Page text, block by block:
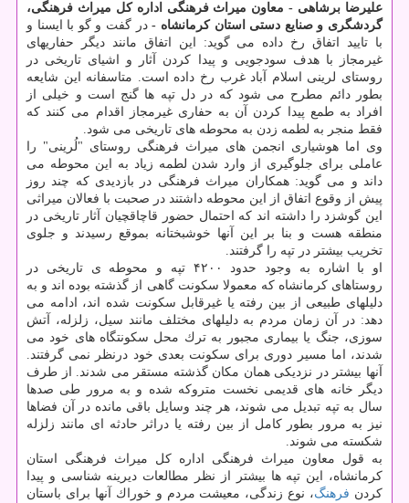
علیرضا برشاهی - معاون میراث فرهنگی اداره كل میراث فرهنگی،
گردشگری و صنایع دستی استان كرمانشاه -در گفت و گو با ایسنا و
با تایید اتفاق رخ داده می گوید: این اتفاق مانند دیگر حفاریهای
غیرمجاز با هدف سودجویی و پیدا كردن آثار و اشیای تاریخی در
روستای لرینی اسلام آباد غرب رخ داده است. متاسفانه این شایعه
بطور دائم مطرح می شود كه در دل تپه ها گنج است و خیلی از
افراد به طمع پیدا كردن آن به حفاری غیرمجاز اقدام می كنند كه
فقط منجر به لطمه زدن به محوطه های تاریخی می شود.
وی اما هوشیاری انجمن های میراث فرهنگی روستای "لُرینی" را
عاملی برای جلوگیری از وارد شدن لطمه زیاد به این محوطه می
داند و می گوید: همكاران میراث فرهنگی در بازدیدی كه چند روز
پیش از وقوع اتفاق از این محوطه داشتند در صحبت با فعالان میراثی
این گوشزد را داشته اند كه احتمال حضور قاچاقچیان آثار تاریخی در
منطقه هست و بنا بر این آنها خوشبختانه بموقع رسیدند و جلوی
تخریب بیشتر در تپه را گرفتند.
او با اشاره به وجود حدود ۴۲۰۰ تپه و محوطه ی تاریخی در
روستاهای كرمانشاه كه معمولا سكونت گاهی از گذشته بوده اند و به
دلیلهای طبیعی از بین رفته یا غیرقابل سكونت شده اند، ادامه می
دهد: در آن زمان مردم به دلیلهای مختلف مانند سیل، زلزله، آتش
سوزی، جنگ یا بیماری مجبور به ترك محل سكونتگاه های خود می
شدند، اما مسیر دوری برای سكونت بعدی خود درنظر نمی گرفتند.
آنها بیشتر در نزدیكی همان مكان گذشته مستقر می شدند. از طرف
دیگر خانه های قدیمی نخست متروكه شده و به مرور طی صدها
سال به تپه تبدیل می شوند، هر چند وسایل باقی مانده در آن فضاها
نیز به مرور بطور كامل از بین رفته یا دراثر حادثه ای مانند زلزله
شكسته می شوند.
به قول معاون میراث فرهنگی اداره كل میراث فرهنگی استان
كرمانشاه، این تپه ها بیشتر از نظر مطالعات دیرینه شناسی و پیدا
كردن فرهنگ، نوع زندگی، معیشت مردم و خوراك آنها برای باستان